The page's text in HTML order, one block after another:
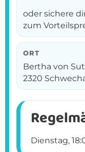
oder sichere
zum
ORT
Bertha von
2320
Dienstag,